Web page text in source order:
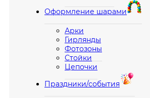
Оформление шарами
Арки
Гирлянды
Фотозоны
Стойки
Цепочки
Праздники/события